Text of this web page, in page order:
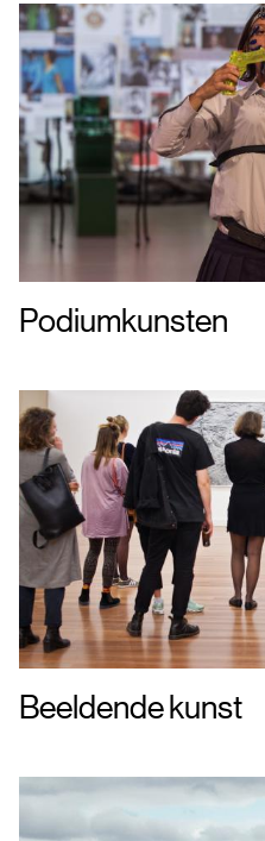
Podiumkunsten
Beeldende kunst